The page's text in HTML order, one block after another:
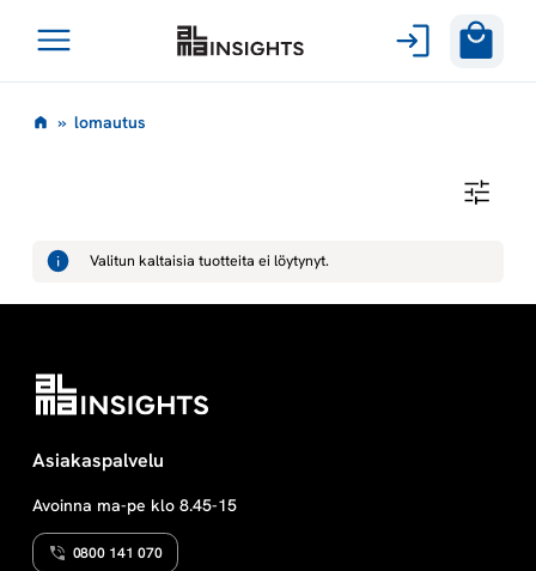
sisältöön
Avaa
l
m
a
u
t
u
s
» lomautus
A
U
U
Valitun kaltaisia tuotteita ei löytynyt.
Asiakaspalvelu
Avoinna ma-pe klo 8.45-15
0800 141 070